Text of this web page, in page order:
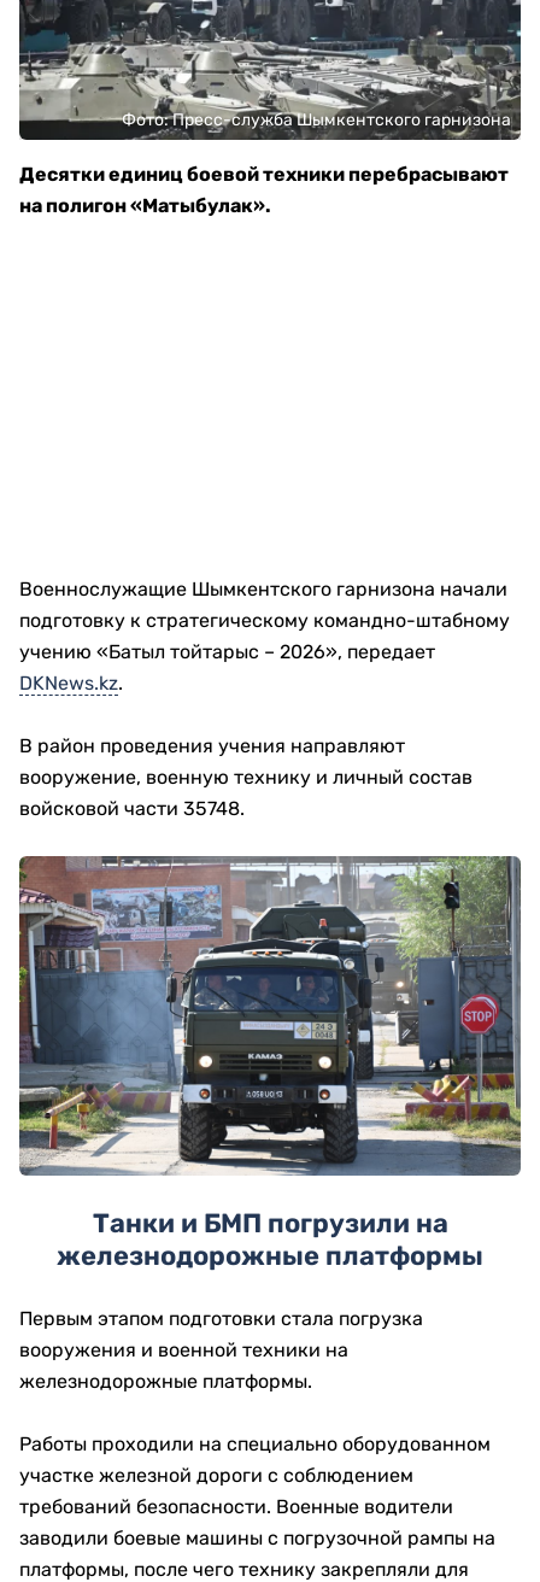
Фото: Пресс-служба Шымкентского гарнизона
Десятки единиц боевой техники перебрасывают
на полигон «Матыбулак».
Военнослужащие Шымкентского гарнизона начали
подготовку к стратегическому командно-штабному
учению «Батыл тойтарыс – 2026», передает
DKNews.kz.
В район проведения учения направляют
вооружение, военную технику и личный состав
войсковой части 35748.
Танки и БМП погрузили на
железнодорожные платформы
Первым этапом подготовки стала погрузка
вооружения и военной техники на
железнодорожные платформы.
Работы проходили на специально оборудованном
участке железной дороги с соблюдением
требований безопасности. Военные водители
заводили боевые машины с погрузочной рампы на
платформы, после чего технику закрепляли для